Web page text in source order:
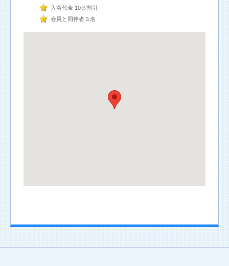
入浴代金 10％割引
会員と同伴者３名